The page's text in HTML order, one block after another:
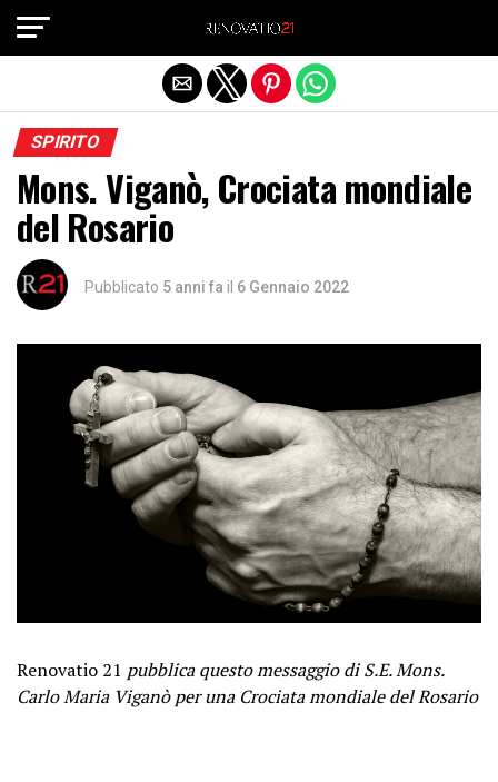
SPIRITO
Mons. Viganò, Crociata mondiale
del Rosario
Pubblicato 5 anni fa il 6 Gennaio 2022
Renovatio 21 pubblica questo messaggio di S.E. Mons.
Carlo Maria Viganò per una Crociata mondiale del Rosario
Exit mobile version